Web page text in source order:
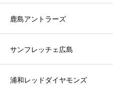
鹿島アントラーズ
サンフレッチェ広島
浦和レッドダイヤモンズ